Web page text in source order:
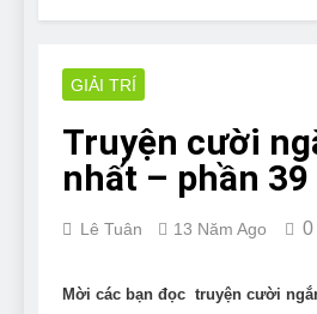
How to
7 Năm Ago
The Ultimate
Bulldogs Can
and How to
GIẢI TRÍ
Truyện cười
nhất – phần 39
Lê Tuân 13 Năm Ago 0
Mời các bạn đọc truyện cười